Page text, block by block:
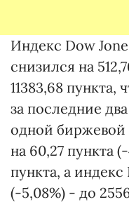
Индекс Dow
снизился на
11383,68
за последние
одной биржевой
на 60,27 пункта
пункта, а индекс
(-5,08%) - до